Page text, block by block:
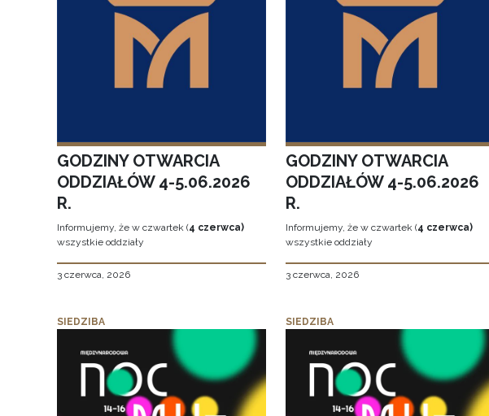
GODZINY OTWARCIA
ODDZIAŁÓW 4-5.06.2026
R.
Informujemy, że w czwartek (4 czerwca)
wszystkie oddziały
3 czerwca, 2026
GODZINY OTWARCIA
ODDZIAŁÓW 4-5.06.2026
R.
Informujemy, że w czwartek (4 czerwca)
wszystkie oddziały
3 czerwca, 2026
SIEDZIBA SIEDZIBA